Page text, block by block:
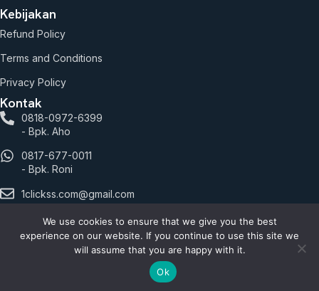
Kebijakan
Refund Policy
Terms and Conditions
Privacy Policy
Kontak
0818-0972-6399
- Bpk. Aho
0817-677-0011
- Bpk. Roni
1clickss.com@gmail.com
Jalan Hayam Wuruk.127 lantai 2 Blok C9 No. 7, RT.1/RW.6,
Mangga Besar, Kec. Taman Sari, Kota Jakarta Barat, Daerah
Khusus Ibukota Jakarta 11180
© 2026 1Clickss.com. All rights reserved.
We use cookies to ensure that we give you the best
experience on our website. If you continue to use this site we
will assume that you are happy with it.
Ok